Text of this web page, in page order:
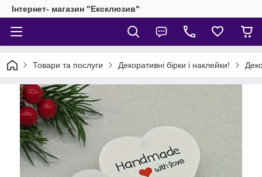
Інтернет- магазин "Ексклюзив"
Товари та послуги Декоративні бірки і наклейки!